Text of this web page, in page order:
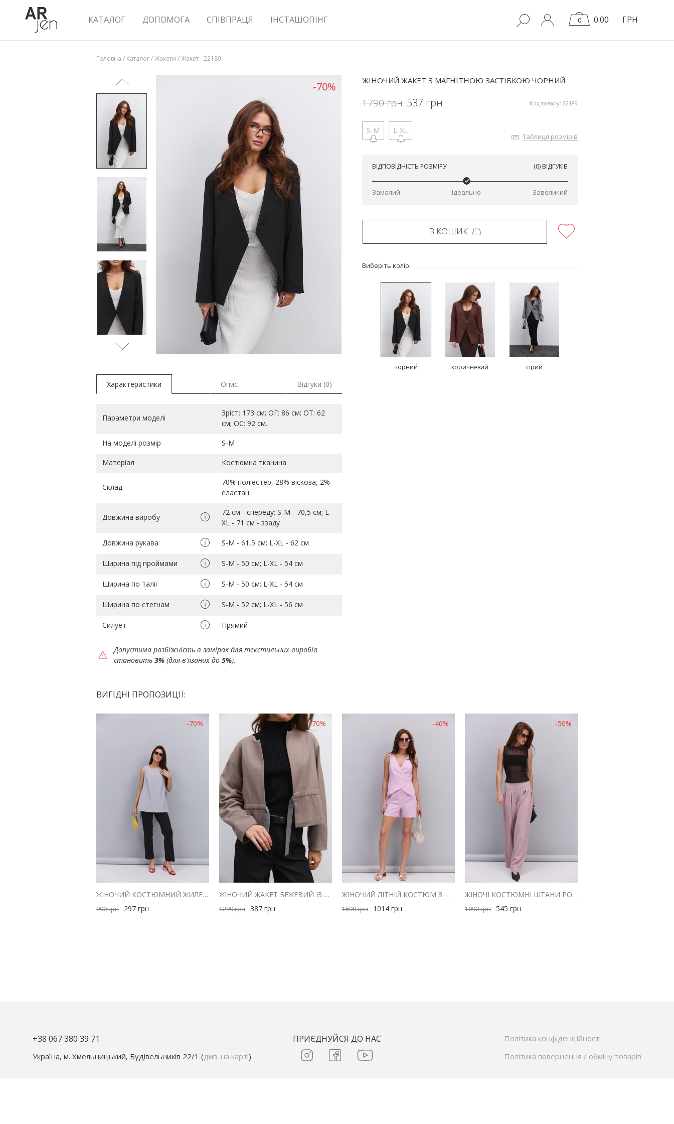
КАТАЛОГ ДОПОМОГА СПІВПРАЦЯ ІНСТАШОПІНГ 0 0.00 ГРН
Головна / Каталог/Жакети /Жакет - 22189
ЖІНОЧИЙ ЖАКЕТ З МАГНІТНОЮ ЗАСТІБКОЮ ЧОРНИЙ
1790грн 537 грн Код товару: 22189
S-M L-XL
Таблиця розмірів
ВІДПОВІДНІСТЬ РОЗМІРУ
(0) ВІДГУКІВ
Замалий Ідеально Завеликий
В КОШИК
Виберіть колір:
чорний коричневий сірий
-70%
Характеристики Опис Відгуки (0)
Параметри моделі
Зріст: 173 см; ОГ: 86 см; ОТ: 62
см; ОС: 92 см.
На моделі розмір S-M
Матеріал Костюмна тканина
Склад
70% поліестер, 28% віскоза, 2%
еластан
Довжина виробу
72 см - спереду; S-M - 70,5 см; L-
ХL - 71 см - ззаду
Довжина рукава S-M - 61,5 см; L-ХL - 62 см
Ширина під проймами S-M - 50 см; L-ХL - 54 см
Ширина по талії S-M - 50 см; L-ХL - 54 см
Ширина по стегнам S-M - 52 см; L-ХL - 56 см
Силует Прямий
Допустима розбіжність в замірах для текстильних виробів
становить 3% (для в'язаних до 5%).
ВИГІДНІ ПРОПОЗИЦІЇ:
-70%
ЖІНОЧИЙ КОСТЮМНИЙ ЖИЛЕТ СВІТЛО-СІРИЙ ІЗ ЗАВ`ЯЗКАМИ З БОКІВ
990грн 297 грн
-70%
ЖІНОЧИЙ ЖАКЕТ БЕЖЕВИЙ ІЗ ЗАВ`ЯЗКАМИ НА ТАЛІЇ
1290грн 387 грн
-40%
ЖІНОЧИЙ ЛІТНІЙ КОСТЮМ З ШОРТАМИ І ЖИЛЕТОМ З ЛЬОНУ РОЖЕВИЙ
1690грн 1014 грн
-50%
ЖІНОЧІ КОСТЮМНІ ШТАНИ РОЖЕВІ ЗІ СКЛАДКАМИ ВГОРІ
1090грн 545 грн
+38 067 380 39 71
Україна, м. Хмельницький, Будівельників 22/1 (див. на карті)
ПРИЄДНУЙСЯ ДО НАС
Політика конфіденційності
Політика повернення / обміну товарів